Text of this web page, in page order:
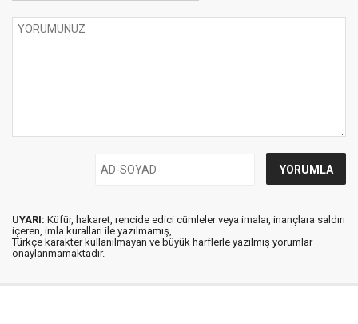
UYARI: Küfür, hakaret, rencide edici cümleler veya imalar, inançlara saldırı
içeren, imla kuralları ile yazılmamış,
Türkçe karakter kullanılmayan ve büyük harflerle yazılmış yorumlar
onaylanmamaktadır.